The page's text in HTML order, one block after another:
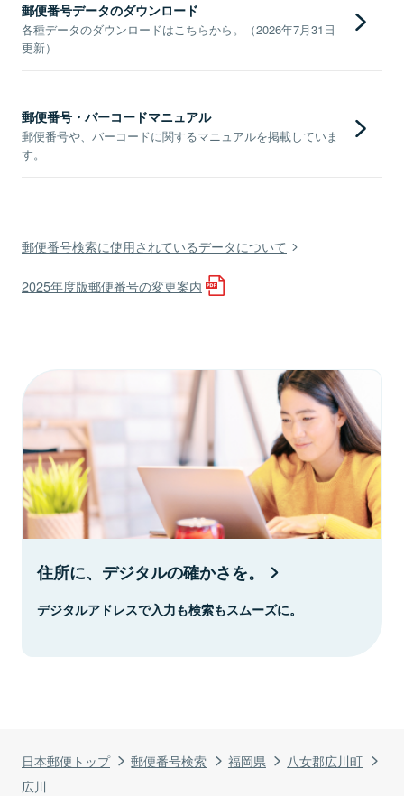
日本郵便トップ 郵便番号検索 福岡県
八女郡広川町
広川
郵便番号データのダウンロード
各種データのダウンロードはこちらから。（2026年7月31日
更新）
郵便番号・バーコードマニュアル
郵便番号や、バーコードに関するマニュアルを掲載していま
す。
郵便番号検索に使用されているデータについて
2025年度版郵便番号の変更案内
住所に、デジタルの確かさを。
デジタルアドレスで入力も検索もスムーズに。